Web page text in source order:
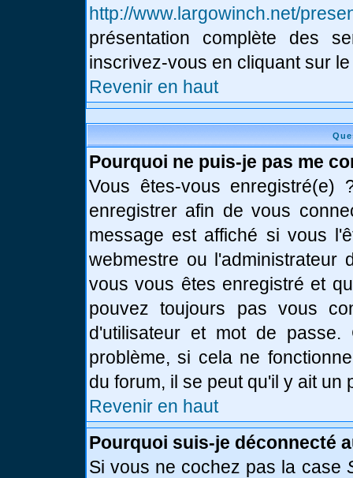
http://www.largowinch.net/
présentation complète des
inscrivez-vous en cliquant sur
Revenir en haut
Pourquoi ne puis-je pas me
Vous êtes-vous enregistré(e)
enregistrer afin de vous
message est affiché si vous
webmestre ou l'administrateur
vous vous êtes enregistré et
pouvez toujours pas vous
d'utilisateur et mot de
problème, si cela ne
du forum, il se peut qu'il y ait un
Revenir en haut
Pourquoi suis-je déconnecté
Si vous ne cochez pas la case